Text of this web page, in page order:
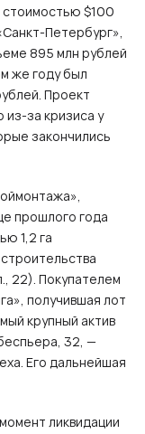
стоимостью $100
Петербург»,
895 млн рублей
же году был
Проект
из-за кризиса у
закончились
прошлого года
1,2 га
22). Покупателем
получившая лот
крупный актив
32, —
Его дальнейшая
ликвидации